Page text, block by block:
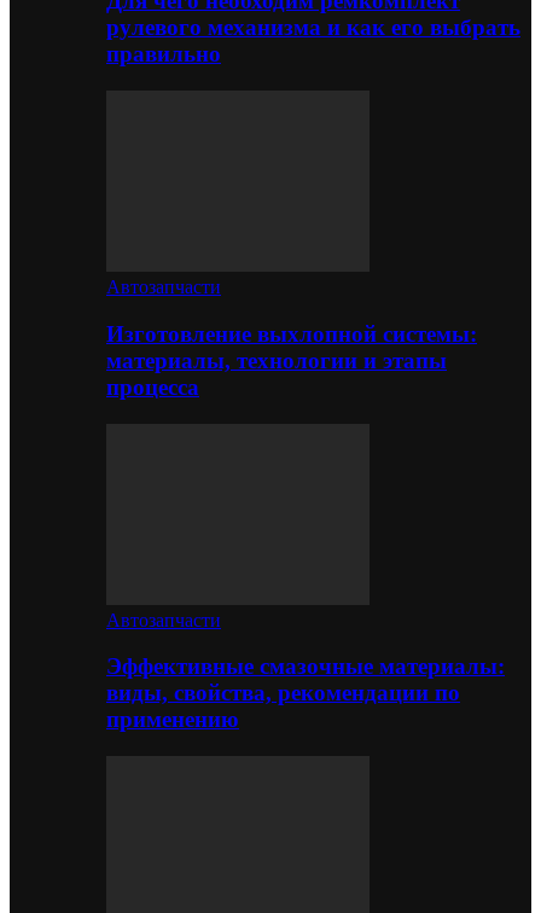
рулевого механизма и как его выбрать
правильно
Автозапчасти
Изготовление выхлопной системы:
материалы, технологии и этапы
процесса
Автозапчасти
Эффективные смазочные материалы:
виды, свойства, рекомендации по
применению